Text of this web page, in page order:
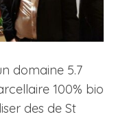
domaine 5.7
100% bio
des de St